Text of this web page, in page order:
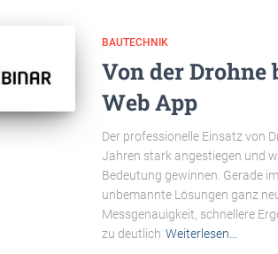
BAUTECHNIK
Von der
Web App
Der professionelle Einsatz von
Jahren stark angestiegen und
Bedeutung gewinnen. Gerade
unbemannte Lösungen ganz
Messgenauigkeit, schnellere
zu deutlich Weiterlesen…